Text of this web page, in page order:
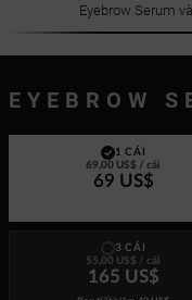
Eyebrow Serum
EYEBROW
1 CÁI
69,00 US$ / cái
69 US$
3 CÁI
55,00 US$ / cái
165 US$